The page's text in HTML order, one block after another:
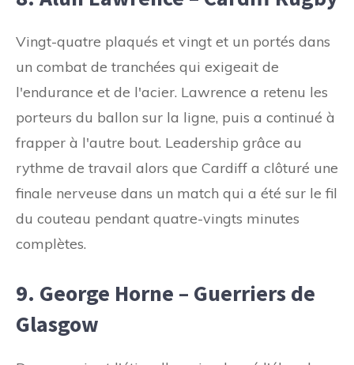
Vingt-quatre plaqués et vingt et un portés dans
un combat de tranchées qui exigeait de
l'endurance et de l'acier. Lawrence a retenu les
porteurs du ballon sur la ligne, puis a continué à
frapper à l'autre bout. Leadership grâce au
rythme de travail alors que Cardiff a clôturé une
finale nerveuse dans un match qui a été sur le fil
du couteau pendant quatre-vingts minutes
complètes.
9. George Horne – Guerriers de
Glasgow